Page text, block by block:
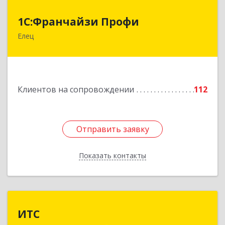
1С:Франчайзи Профи
Елец
Клиентов на сопровождении 112
Отправить заявку
Показать контакты
1С:Франчайзи Профи
Отправить заявку
Назад
ИТС